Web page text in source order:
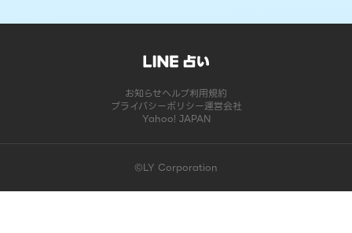
お知らせヘルプ利用規約
プライバシーポリシー運営会社
Yahoo! JAPAN
©LY Corporation
このコンテンツは掲載が終了しました | LINE占い